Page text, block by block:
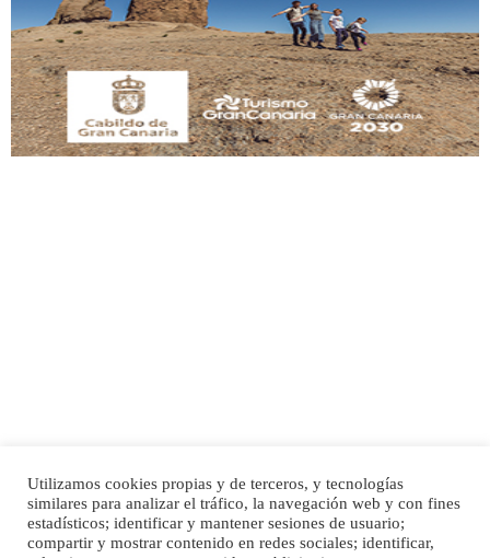
Este gato macho ha aparecido en la calle hace menos de un mes, es muy
manso y extremadamente cari...
Leales.org » Gran Canaria | 9.7.2025
SHIBA PERDIDO AVDA JOSE MESA Y LOPEZ
PERRO MACHO RAZA SHIBA CON MICROCHIP PERDIDO HOY 06/07/2025 ZONA
MESA Y LOPEZ. ES MUY ASUSTADIZO
Inicio Publicidad
Política de privacidad
Utilizamos cookies propias y de terceros, y tecnologías
similares para analizar el tráfico, la navegación web y con fines
estadísticos; identificar y mantener sesiones de usuario;
compartir y mostrar contenido en redes sociales; identificar,